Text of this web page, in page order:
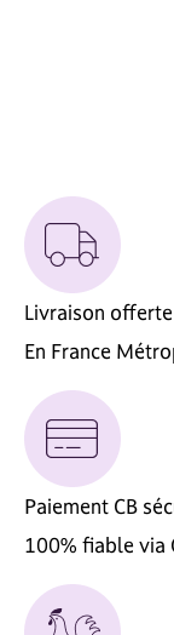
Livraison offerte
En France
Paiement CB
100% fiable via